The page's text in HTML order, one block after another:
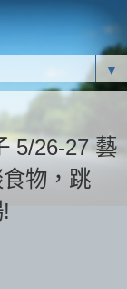
▼
5/26-27 藝
物，跳